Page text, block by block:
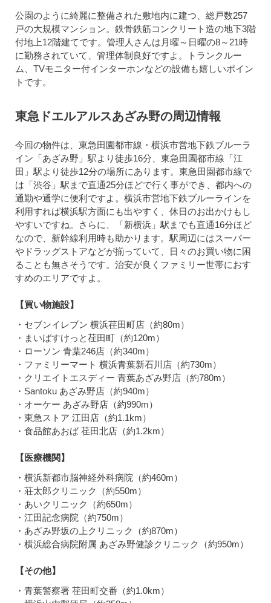
公園のように綺麗に整備された敷地内に建つ、総戸数257
戸の大規模マンション。鉄骨鉄筋コンクリート造の地下3階
付地上12階建てです。管理人さんは月曜～日曜の8～21時
に勤務されていて、管理体制良好ですよ。トランクルー
ム、TVモニター付インターホンなどの設備も嬉しいポイン
トです。
東急ドエルアルスあざみ野の周辺情報
今回の物件は、東急田園都市線・横浜市営地下鉄ブルーラ
イン「あざみ野」駅より徒歩16分、東急田園都市線「江
田」駅より徒歩12分の場所にあります。東急田園都市線で
は「渋谷」駅まで直通25分ほどで行く事ができ、都内への
通勤や通学に便利ですよ。横浜市営地下鉄ブルーラインを
利用すれば横浜駅方面にも出やすく、休日のお出かけもし
やすいですね。さらに、「新横浜」駅までも直通16分ほど
なので、新幹線利用時も助かります。駅周辺にはスーパー
やドラッグストアなどが揃っていて、日々のお買い物に困
ることも無さそうです。治安が良くファミリー世帯におす
すめのエリアですよ。
【買い物施設】
・セブンイレブン 横浜荏田町店（約80m）
・まいばすけっと荏田町（約120m）
・ローソン 青葉246店（約340m）
・ファミリーマート 横浜青葉新石川店（約730m）
・クリエイトエスディー 青葉あざみ野店（約780m）
・Santoku あざみ野店（約940m）
・オーケー あざみ野店（約990m）
・東急ストア 江田店（約1.1km）
・食品館あおば 荏田北店（約1.2km）
【医療機関】
・横浜新都市脳神経外科病院（約460m）
・荘太郎クリニック（約550m）
・あいクリニック（約650m）
・江田記念病院（約750m）
・あざみ野坂の上クリニック（約870m）
・横浜総合病院附属 あざみ野健診クリニック（約950m）
【その他】
・青葉警察署 荏田町交番（約1.0km）